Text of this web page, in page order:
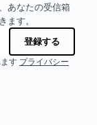
あなたの受信箱
す。
登録する
す プライバシー